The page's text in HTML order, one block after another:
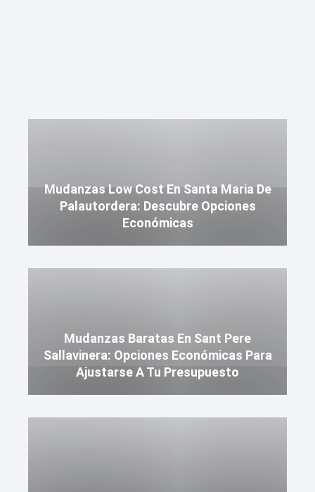
Mudanzas Low Cost En Santa Maria De
Palautordera: Descubre Opciones
Económicas
Mudanzas Baratas En Sant Pere
Sallavinera: Opciones Económicas Para
Ajustarse A Tu Presupuesto